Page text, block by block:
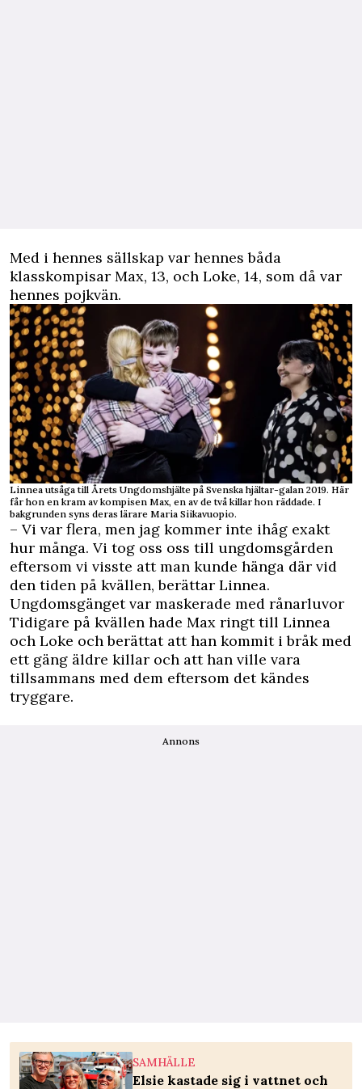
Med i hennes sällskap var hennes båda
klasskompisar Max, 13, och Loke, 14, som då var
hennes pojkvän.
Linnea utsåga till Årets Ungdomshjälte på Svenska hjältar-galan 2019. Här
får hon en kram av kompisen Max, en av de två killar hon räddade. I
bakgrunden syns deras lärare Maria Siikavuopio.
– Vi var flera, men jag kommer inte ihåg exakt
hur många. Vi tog oss oss till ungdomsgården
eftersom vi visste att man kunde hänga där vid
den tiden på kvällen, berättar Linnea.
Ungdomsgänget var maskerade med rånarluvor
Tidigare på kvällen hade Max ringt till Linnea
och Loke och berättat att han kommit i bråk med
ett gäng äldre killar och att han ville vara
tillsammans med dem eftersom det kändes
tryggare.
Annons
SAMHÄLLE
Elsie kastade sig i vattnet och